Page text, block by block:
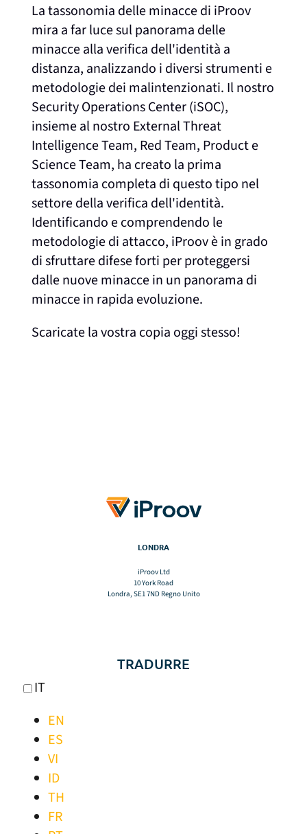
La tassonomia delle minacce di iProov
mira a far luce sul panorama delle
minacce alla verifica dell'identità a
distanza, analizzando i diversi strumenti e
metodologie dei malintenzionati. Il nostro
Security Operations Center (iSOC),
insieme al nostro External Threat
Intelligence Team, Red Team, Product e
Science Team, ha creato la prima
tassonomia completa di questo tipo nel
settore della verifica dell'identità.
Identificando e comprendendo le
metodologie di attacco, iProov è in grado
di sfruttare difese forti per proteggersi
dalle nuove minacce in un panorama di
minacce in rapida evoluzione.
Scaricate la vostra copia oggi stesso!
LONDRA
iProov Ltd
10 York Road
Londra, SE1 7ND Regno Unito
TRADURRE
IT
EN
ES
VI
ID
TH
FR